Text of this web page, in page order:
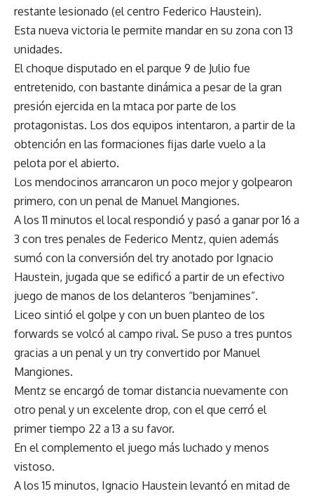
restante lesionado (el centro Federico Haustein).
Esta nueva victoria le permite mandar en su zona con 13
unidades.
El choque disputado en el parque 9 de Julio fue
entretenido, con bastante dinámica a pesar de la gran
presión ejercida en la mtaca por parte de los
protagonistas. Los dos equipos intentaron, a partir de la
obtención en las formaciones fijas darle vuelo a la
pelota por el abierto.
Los mendocinos arrancaron un poco mejor y golpearon
primero, con un penal de Manuel Mangiones.
A los 11 minutos el local respondió y pasó a ganar por 16 a
3 con tres penales de Federico Mentz, quien además
sumó con la conversión del try anotado por Ignacio
Haustein, jugada que se edificó a partir de un efectivo
juego de manos de los delanteros “benjamines”.
Liceo sintió el golpe y con un buen planteo de los
forwards se volcó al campo rival. Se puso a tres puntos
gracias a un penal y un try convertido por Manuel
Mangiones.
Mentz se encargó de tomar distancia nuevamente con
otro penal y un excelente drop, con el que cerró el
primer tiempo 22 a 13 a su favor.
En el complemento el juego más luchado y menos
vistoso.
A los 15 minutos, Ignacio Haustein levantó en mitad de